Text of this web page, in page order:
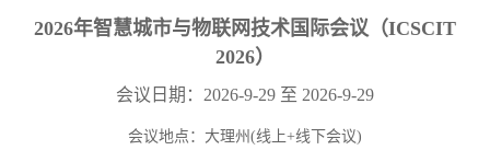
2026年智慧城市与物联网技术国际会议（ICSCIT
2026）
会议日期：2026-9-29 至 2026-9-29
会议地点：大理州(线上+线下会议)